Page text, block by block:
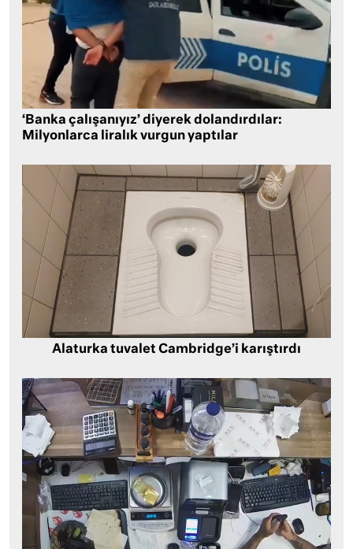
‘Banka çalışanıyız’ diyerek dolandırdılar:
Milyonlarca liralık vurgun yaptılar
Alaturka tuvalet Cambridge’i karıştırdı